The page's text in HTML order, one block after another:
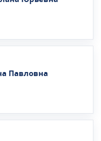
Павловна